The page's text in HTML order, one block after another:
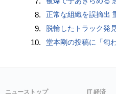
8. 正常な組織を誤摘出
9. 脱輪したトラック発
10. 堂本剛の投稿に「匂
ニューストップ IT 経済